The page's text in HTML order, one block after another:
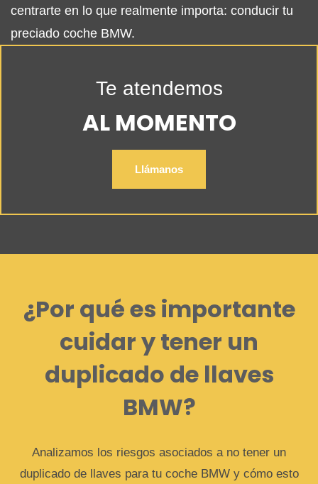
centrarte en lo que realmente importa: conducir tu
preciado coche BMW.
Te atendemos
AL MOMENTO
Llámanos
¿Por qué es importante
cuidar y tener un
duplicado de llaves
BMW?
Analizamos los riesgos asociados a no tener un
duplicado de llaves para tu coche BMW y cómo esto